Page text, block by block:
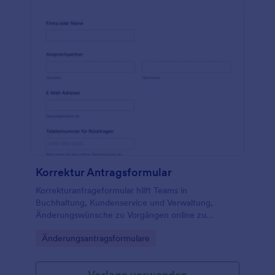
Korrektur Antragsformular
Korrekturanfrageformular hilft Teams in
Buchhaltung, Kundenservice und Verwaltung,
Änderungswünsche zu Vorgängen online zu
eine schnelle interne Bearbeitung zu bündeln.
Go to Category:
Änderungsantragsformulare